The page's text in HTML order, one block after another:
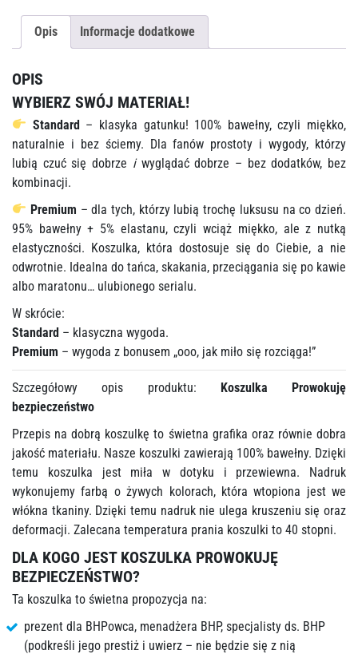
Opis Informacje dodatkowe
OPIS
WYBIERZ SWÓJ MATERIAŁ!
Standard– klasyka gatunku! 100% bawełny, czyli miękko,
naturalnie i bez ściemy. Dla fanów prostoty i wygody, którzy
lubią czuć się dobrze iwyglądać dobrze – bez dodatków, bez
kombinacji.
Premium – dla tych, którzy lubią trochę luksusu na co dzień.
95% bawełny + 5% elastanu, czyli wciąż miękko, ale z nutką
elastyczności. Koszulka, która dostosuje się do Ciebie, a nie
odwrotnie. Idealna do tańca, skakania, przeciągania się po kawie
albo maratonu… ulubionego serialu.
W skrócie:
Standard – klasyczna wygoda.
Premium – wygoda z bonusem „ooo, jak miło się rozciąga!”
Szczegółowy opis produktu: Koszulka Prowokuję
bezpieczeństwo
Przepis na dobrą koszulkę to świetna grafika oraz równie dobra
jakość materiału. Nasze koszulki zawierają 100% bawełny. Dzięki
temu koszulka jest miła w dotyku i przewiewna. Nadruk
wykonujemy farbą o żywych kolorach, która wtopiona jest we
włókna tkaniny. Dzięki temu nadruk nie ulega kruszeniu się oraz
deformacji. Zalecana temperatura prania koszulki to 40 stopni.
DLA KOGO JEST KOSZULKA PROWOKUJĘ
BEZPIECZEŃSTWO?
Ta koszulka to świetna propozycja na:
prezent dla BHPowca, menadżera BHP, specjalisty ds. BHP
(podkreśli jego prestiż i uwierz – nie będzie się z nią